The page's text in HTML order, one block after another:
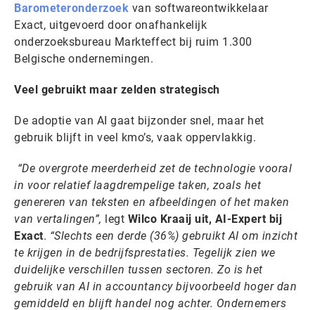
Barometeronderzoek van softwareontwikkelaar
Exact, uitgevoerd door onafhankelijk
onderzoeksbureau Markteffect bij ruim 1.300
Belgische ondernemingen.
Veel gebruikt maar zelden strategisch
De adoptie van AI gaat bijzonder snel, maar het
gebruik blijft in veel kmo’s, vaak oppervlakkig.
“De overgrote meerderheid zet de technologie vooral
in voor relatief laagdrempelige taken, zoals het
genereren van teksten en afbeeldingen of het maken
van vertalingen”, legt Wilco Kraaij uit, AI-Expert bij
Exact. “Slechts een derde (36%) gebruikt AI om inzicht
te krijgen in de bedrijfsprestaties. Tegelijk zien we
duidelijke verschillen tussen sectoren. Zo is het
gebruik van AI in accountancy bijvoorbeeld hoger dan
gemiddeld en blijft handel nog achter. Ondernemers